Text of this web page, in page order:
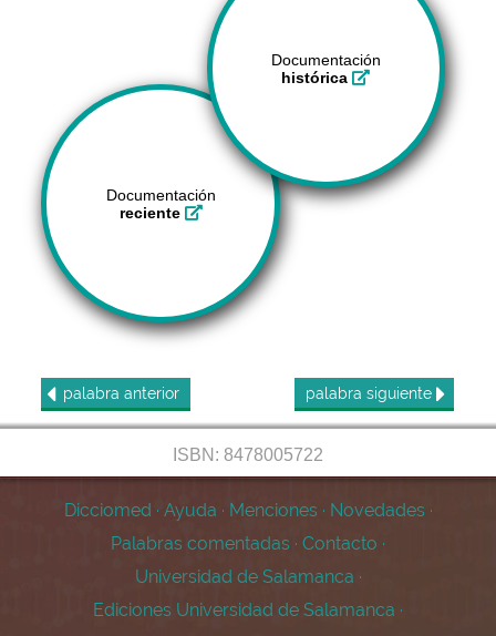
Documentación
histórica
Documentación
reciente
palabra anterior palabra siguiente
ISBN: 8478005722
Dicciomed · Ayuda · Menciones · Novedades ·
Palabras comentadas · Contacto ·
Universidad de Salamanca ·
Ediciones Universidad de Salamanca ·